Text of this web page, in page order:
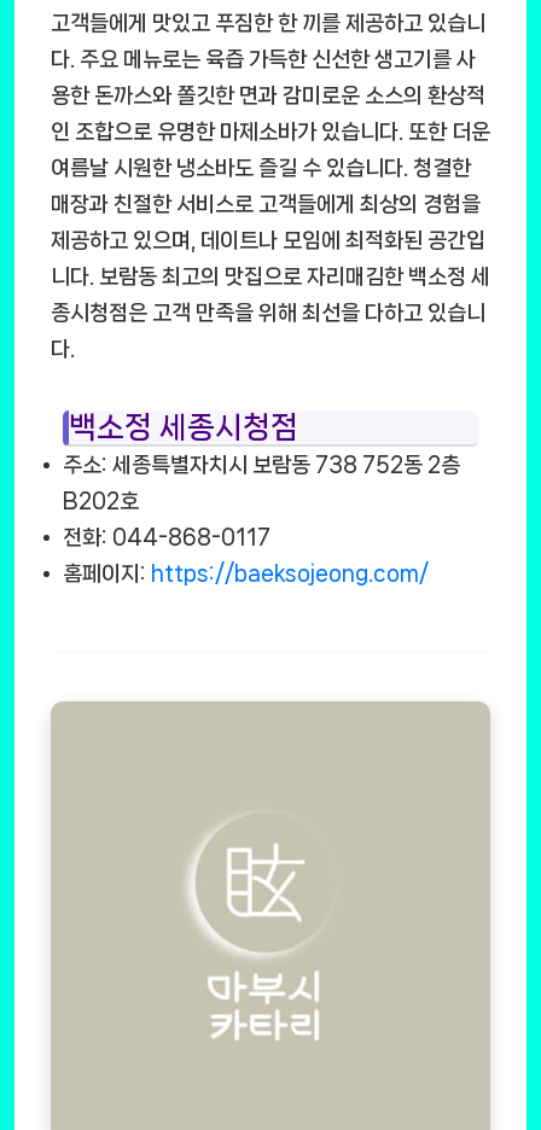
고객들에게 맛있고 푸짐한 한 끼를 제공하고 있습니
다. 주요 메뉴로는 육즙 가득한 신선한 생고기를 사
용한 돈까스와 쫄깃한 면과 감미로운 소스의 환상적
인 조합으로 유명한 마제소바가 있습니다. 또한 더운
여름날 시원한 냉소바도 즐길 수 있습니다. 청결한
매장과 친절한 서비스로 고객들에게 최상의 경험을
제공하고 있으며, 데이트나 모임에 최적화된 공간입
니다. 보람동 최고의 맛집으로 자리매김한 백소정 세
종시청점은 고객 만족을 위해 최선을 다하고 있습니
다.
백소정 세종시청점
주소: 세종특별자치시 보람동 738 752동 2층
B202호
전화: 044-868-0117
홈페이지: https://baeksojeong.com/